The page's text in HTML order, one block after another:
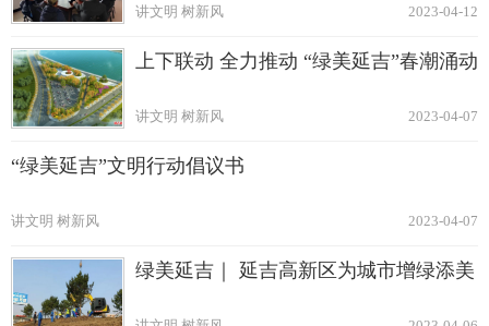
2023-04-12
讲文明 树新风
上下联动 全力推动 “绿美延吉”春潮涌动
2023-04-07
讲文明 树新风
“绿美延吉”文明行动倡议书
2023-04-07
讲文明 树新风
绿美延吉｜ 延吉高新区为城市增绿添美